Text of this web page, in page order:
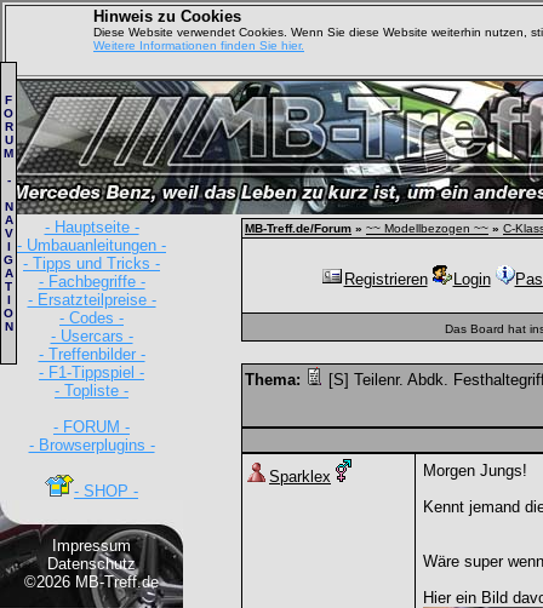
Hinweis zu Cookies
Diese Website verwendet Cookies. Wenn Sie diese Website weiterhin nutzen,
Weitere Informationen finden Sie hier.
- Hauptseite -
- Umbauanleitungen -
- Tipps und Tricks -
- Fachbegriffe -
- Ersatzteilpreise -
- Codes -
- Usercars -
- Treffenbilder -
- F1-Tippspiel -
- Topliste -
- FORUM -
- Browserplugins -
- SHOP -
Impressum
Datenschutz
©2026 MB-Treff.de
F
O
R
U
M
-
N
A
V
I
G
A
T
I
O
N
MB-Treff.de/Forum » ~~ Modellbezogen ~~ » C-
Registrieren Login
Das Board hat
Thema: [S] Teilenr. Abdk.
Sparklex
Morgen Jungs!
Kennt jemand
Wäre super
Hier ein Bild